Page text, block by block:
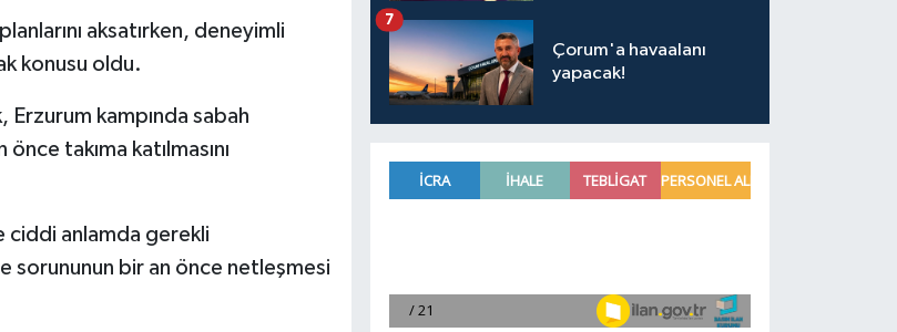
aksatırken, deneyimli
konusu oldu.
kampında sabah
takıma katılmasını
ciddi anlamda gerekli
sorununun bir an önce netleşmesi
Çorum'a havaalanı
yapacak!
7